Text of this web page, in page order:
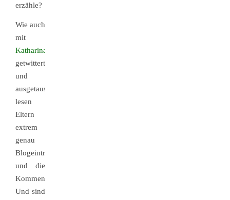
erzähle?
Wie auch
mit
Katharina
getwittert
und
ausgetauscht,
lesen
Eltern
extrem
genau
Blogeinträge
und die
Kommentare.
Und sind